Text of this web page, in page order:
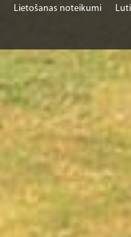
Lietošanas noteikumi